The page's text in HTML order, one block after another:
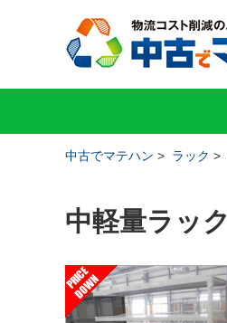
中古でマテハン > ラック >
中軽量ラック